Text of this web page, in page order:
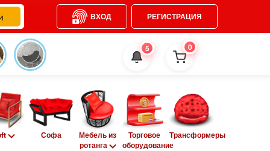
ВХОД РЕГИСТРАЦИЯ
5 0
Софа
Мебель из
ротанга
Торговое
оборудование
Трансформеры